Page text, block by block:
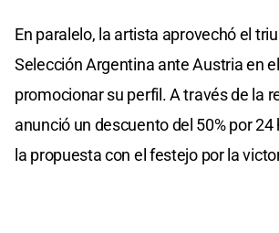
En paralelo, la artista aprovechó el
Selección Argentina ante Austria en
promocionar su perfil. A través de la
anunció un descuento del 50% por 24
la propuesta con el festejo por la